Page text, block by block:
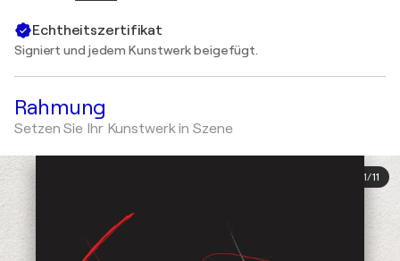
Echtheitszertifikat
Signiert und jedem Kunstwerk beigefügt.
Rahmung
Setzen Sie Ihr Kunstwerk in Szene
1/11